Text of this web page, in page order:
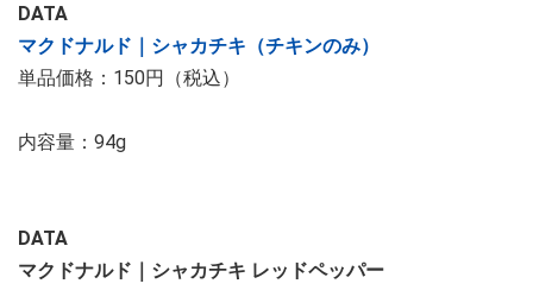
DATA
マクドナルド｜シャカチキ（チキンのみ）
単品価格：150円（税込）
内容量：94g
DATA
マクドナルド｜シャカチキ レッドペッパー